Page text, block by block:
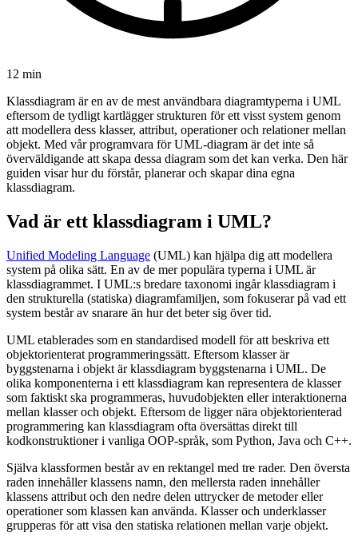
12 min
Klassdiagram är en av de mest användbara diagramtyperna i UML
eftersom de tydligt kartlägger strukturen för ett visst system genom
att modellera dess klasser, attribut, operationer och relationer mellan
objekt. Med vår programvara för UML-diagram är det inte så
överväldigande att skapa dessa diagram som det kan verka. Den här
guiden visar hur du förstår, planerar och skapar dina egna
klassdiagram.
Vad är ett klassdiagram i UML?
Unified Modeling Language (UML) kan hjälpa dig att modellera
system på olika sätt. En av de mer populära typerna i UML är
klassdiagrammet. I UML:s bredare taxonomi ingår klassdiagram i
den strukturella (statiska) diagramfamiljen, som fokuserar på vad ett
system består av snarare än hur det beter sig över tid.
UML etablerades som en standardised modell för att beskriva ett
objektorienterat programmeringssätt. Eftersom klasser är
byggstenarna i objekt är klassdiagram byggstenarna i UML. De
olika komponenterna i ett klassdiagram kan representera de klasser
som faktiskt ska programmeras, huvudobjekten eller interaktionerna
mellan klasser och objekt. Eftersom de ligger nära objektorienterad
programmering kan klassdiagram ofta översättas direkt till
kodkonstruktioner i vanliga OOP-språk, som Python, Java och C++.
Själva klassformen består av en rektangel med tre rader. Den översta
raden innehåller klassens namn, den mellersta raden innehåller
klassens attribut och den nedre delen uttrycker de metoder eller
operationer som klassen kan använda. Klasser och underklasser
grupperas för att visa den statiska relationen mellan varje objekt.